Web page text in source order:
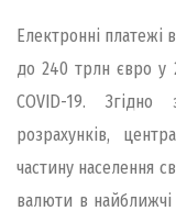
Електронні платежі
до 240 трлн євро у
COVID-19.
розрахунків,
частину населення
валюти в